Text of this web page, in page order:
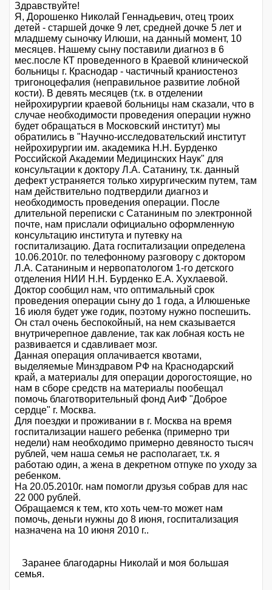
Здравствуйте!
Я, Дорошенко Николай Геннадьевич, отец троих
детей - старшей дочке 9 лет, средней дочке 5 лет и
младшему сыночку Илюши, на данный момент, 10
месяцев. Нашему сыну поставили диагноз в 6
мес.после КТ проведенного в Краевой клинической
больницы г. Краснодар - частичный краниостеноз
тригоноцефалия (неправильное развитие лобной
кости). В девять месяцев (т.к. в отделении
нейрохирургии краевой больницы нам сказали, что в
случае необходимости проведения операции нужно
будет обращаться в Московский институт) мы
обратились в "Научно-исследовательский институт
нейрохирургии им. академика Н.Н. Бурденко
Российской Академии Медицинских Наук" для
консультации к доктору Л.А. Сатанину, т.к. данный
дефект устраняется только хирургическим путем, там
нам действительно подтвердили диагноз и
необходимость проведения операции. После
длительной переписки с Сатаниным по электронной
почте, нам прислали официально оформленную
консультацию института и путевку на
госпитализацию. Дата госпитализации определена
10.06.2010г. по телефонному разговору с доктором
Л.А. Сатаниным и нервопатологом 1-го детского
отделения НИИ Н.Н. Бурденко Е.А. Хухлаевой.
Доктор сообщил нам, что оптимальный срок
проведения операции сыну до 1 года, а Илюшеньке
16 июля будет уже годик, поэтому нужно поспешить.
Он стал очень беспокойный, на нем сказывается
внутричерепное давление, так как лобная кость не
развивается и сдавливает мозг.
Данная операция оплачивается квотами,
выделяемые Минздравом РФ на Краснодарский
край, а материалы для операции дорогостоящие, но
нам в сборе средств на материалы пообещал
помочь благотворительный фонд АиФ "Доброе
сердце" г. Москва.
Для поездки и проживании в г. Москва на время
госпитализации нашего ребенка (примерно три
недели) нам необходимо примерно девяносто тысяч
рублей, чем наша семья не располагает, т.к. я
работаю один, а жена в декретном отпуке по уходу за
ребенком.
На 20.05.2010г. нам помогли друзья собрав для нас
22 000 рублей.
Обращаемся к тем, кто хоть чем-то может нам
помочь, деньги нужны до 8 июня, госпитализация
назначена на 10 июня 2010 г..
Заранее благодарны Николай и моя большая
семья.